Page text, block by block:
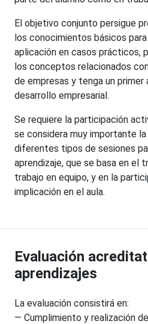
El objetivo conjunto persigue
los conocimientos básicos
aplicación en casos prácticos,
los conceptos relacionados
de empresas y tenga un
desarrollo empresarial.
Se requiere la participación
se considera muy importante
diferentes tipos de sesiones
aprendizaje, que se basa en el
trabajo en equipo, y en la
implicación en el aula.
Evaluación
aprendizajes
La evaluación consistirá en:
— Cumplimiento y realización de